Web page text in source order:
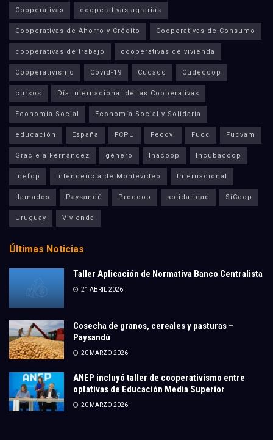
Cooperativas cooperativas agrarias
Cooperativas de Ahorro y Crédito Cooperativas de Consumo
cooperativas de trabajo cooperativas de vivienda
Cooperativismo Covid-19 Cucacc Cudecoop
cursos Día Internacional de las Cooperativas
Economía Social Economía Social y Solidaria
educación España FCPU Fecovi Fucc Fucvam
Graciela Fernández género Inacoop Incubacoop
Inefop Intendencia de Montevideo Internacional
llamados Paysandú Procoop solidaridad SíCoop
Uruguay Vivienda
Últimas Noticias
Taller Aplicación de Normativa Banco Centralista
21 ABRIL 2026
Cosecha de granos, cereales y pasturas –
Paysandú
20 MARZO 2026
ANEP incluyó taller de cooperativismo entre
optativas de Educación Media Superior
20 MARZO 2026